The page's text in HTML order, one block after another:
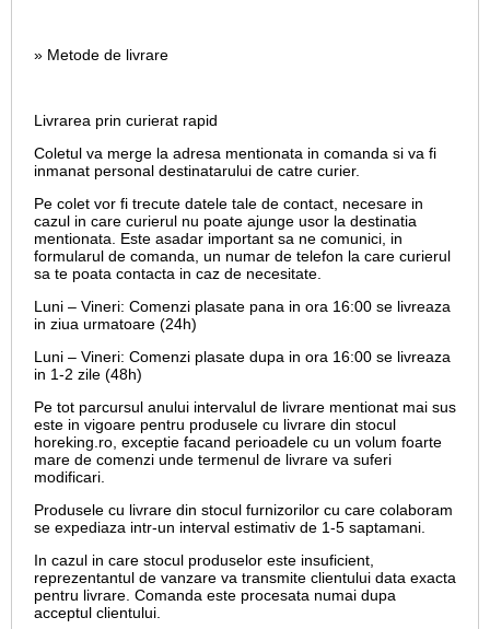
» Metode de livrare
Livrarea prin curierat rapid
Coletul va merge la adresa mentionata in comanda si va fi
inmanat personal destinatarului de catre curier.
Pe colet vor fi trecute datele tale de contact, necesare in
cazul in care curierul nu poate ajunge usor la destinatia
mentionata. Este asadar important sa ne comunici, in
formularul de comanda, un numar de telefon la care curierul
sa te poata contacta in caz de necesitate.
Luni – Vineri: Comenzi plasate pana in ora 16:00 se livreaza
in ziua urmatoare (24h)
Luni – Vineri: Comenzi plasate dupa in ora 16:00 se livreaza
in 1-2 zile (48h)
Pe tot parcursul anului intervalul de livrare mentionat mai sus
este in vigoare pentru produsele cu livrare din stocul
horeking.ro, exceptie facand perioadele cu un volum foarte
mare de comenzi unde termenul de livrare va suferi
modificari.
Produsele cu livrare din stocul furnizorilor cu care colaboram
se expediaza intr-un interval estimativ de 1-5 saptamani.
In cazul in care stocul produselor este insuficient,
reprezentantul de vanzare va transmite clientului data exacta
pentru livrare. Comanda este procesata numai dupa
acceptul clientului.